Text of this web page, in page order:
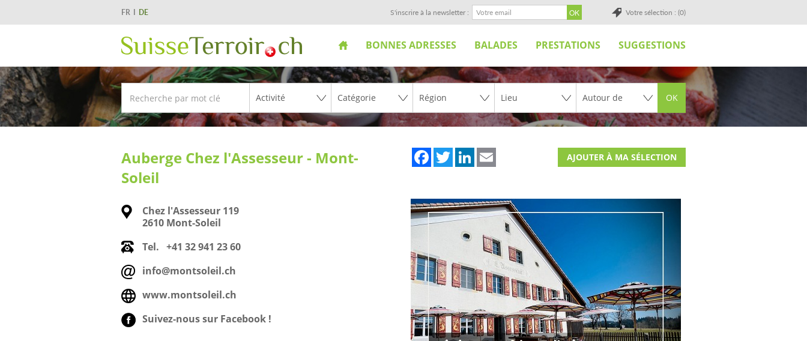
FR DE Votre sélection : (0)
S'inscrire à la newsletter :
BONNES ADRESSES BALADES PRESTATIONS SUGGESTIONS
OK
Auberge Chez l'Assesseur - Mont-
Soleil
FacebookTwitterLinkedIn AJOUTER À MA SÉLECTION
Chez l'Assesseur 119
2610 Mont-Soleil
Tel. +41 32 941 23 60
info@montsoleil.ch
www.montsoleil.ch
Suivez-nous sur Facebook !